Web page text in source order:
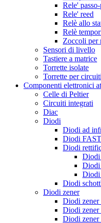
Rele'
Rele' reed
Relè allo
Relè
Zoccoli per
Sensori di livello
Tastiere a matrice
Torrette isolate
Torrette per
Componenti elettronici
Celle di Peltier
Circuiti integrati
Diac
Diodi
Diodi ad
Diodi FAST
Diodi
Diodi
Diodi
Diodi
Diodi
Diodi zener
Diodi zener
Diodi zener
Diodi zener